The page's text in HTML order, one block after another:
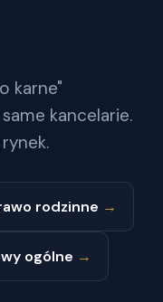
karne"
kancelarie.
rodzinne →
ogólne →